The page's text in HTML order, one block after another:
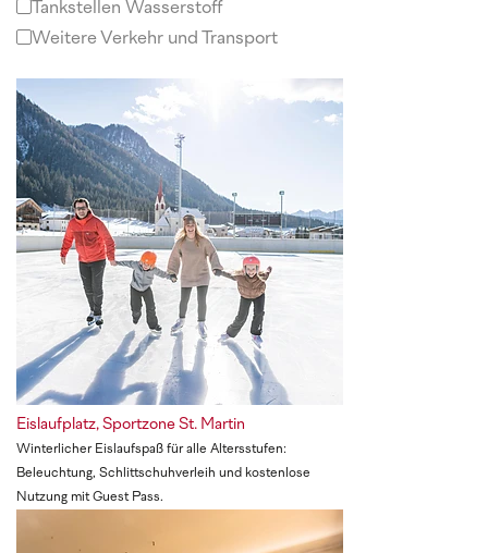
Tankstellen Wasserstoff
Weitere Verkehr und Transport
Eislaufplatz, Sportzone St. Martin
Winterlicher Eislaufspaß für alle Altersstufen:
Beleuchtung, Schlittschuhverleih und kostenlose
Nutzung mit Guest Pass.